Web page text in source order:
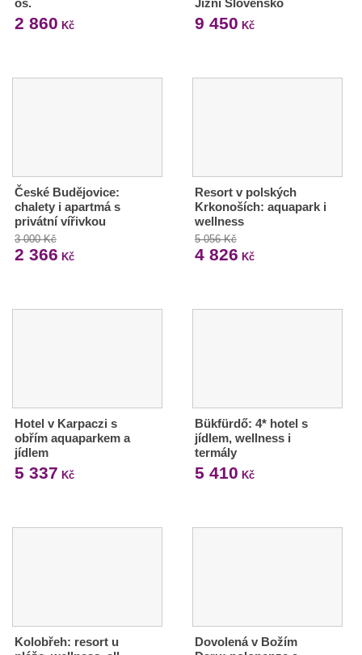
2 860 Kč 9 450 Kč
České Budějovice:
chalety i apartmá s
privátní vířivkou
3 000 Kč
2 366 Kč
Resort v polských
Krkonoších: aquapark i
wellness
5 056 Kč
4 826 Kč
Hotel v Karpaczi s
obřím aquaparkem a
jídlem
5 337 Kč
Bükfürdő: 4* hotel s
jídlem, wellness i
termály
5 410 Kč
Kolobřeh: resort u
Dovolená v Božím